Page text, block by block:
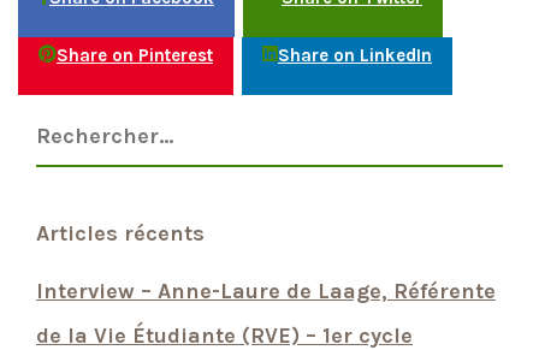
Share on Pinterest Share on LinkedIn
Articles récents
Interview – Anne-Laure de Laage, Référente
de la Vie Étudiante (RVE) – 1er cycle